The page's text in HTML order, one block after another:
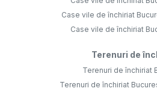
Case vile de închiriat
Case vile de închiriat
Terenuri de
Terenuri de închiriat
Terenuri de închiriat